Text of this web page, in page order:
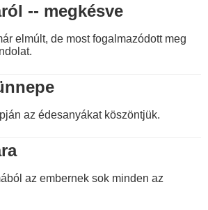
-- megkésve
elmúlt, de most fogalmazódott meg
az édesanyákat köszöntjük.
az embernek sok minden az